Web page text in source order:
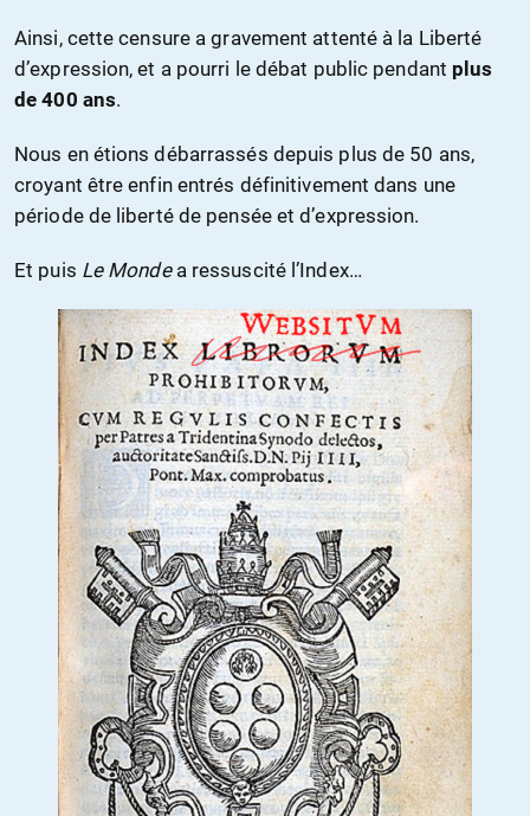
Ainsi, cette censure a gravement attenté à la Liberté
d’expression, et a pourri le débat public pendant plus
de 400 ans.
Nous en étions débarrassés depuis plus de 50 ans,
croyant être enfin entrés définitivement dans une
période de liberté de pensée et d’expression.
Et puis Le Mondea ressuscité l’Index…